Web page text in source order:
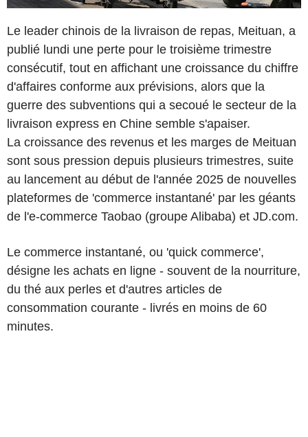
Le leader chinois de la livraison de repas, Meituan, a
publié lundi une perte pour le troisième trimestre
consécutif, tout en affichant une croissance du chiffre
d'affaires conforme aux prévisions, alors que la
guerre des subventions qui a secoué le secteur de la
livraison express en Chine semble s'apaiser.
La croissance des revenus et les marges de Meituan
sont sous pression depuis plusieurs trimestres, suite
au lancement au début de l'année 2025 de nouvelles
plateformes de 'commerce instantané' par les géants
de l'e-commerce Taobao (groupe Alibaba) et JD.com.
Le commerce instantané, ou 'quick commerce',
désigne les achats en ligne - souvent de la nourriture,
du thé aux perles et d'autres articles de
consommation courante - livrés en moins de 60
minutes.